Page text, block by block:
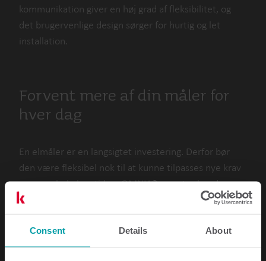
Consent Details About
kommunikation giver en høj grad af fleksibilitet, og
det brugervenlige design sørger for hurtig og let
installation.
Forvent mere af din måler for
hver dag
En elmåler er en langsigtet investering. Derfor bør
den være fleksibel nok til at kunne tilpasses nye krav
gennem hele levetiden. OMNIA® e-meter har de
nødvendige muskler til at understøtte enhver
ikke har tænkt på, kan opfyldes.